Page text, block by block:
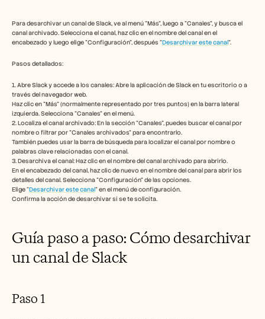
Para desarchivar un canal de Slack, ve al menú "Más", luego a "Canales", y busca el
canal archivado. Selecciona el canal, haz clic en el nombre del canal en el
encabezado y luego elige "Configuración", después "Desarchivar este canal".
Pasos detallados:
1. Abre Slack y accede a los canales: Abre la aplicación de Slack en tu escritorio o a
través del navegador web.
Haz clic en "Más" (normalmente representado por tres puntos) en la barra lateral
izquierda. Selecciona "Canales" en el menú.
2. Localiza el canal archivado: En la sección "Canales", puedes buscar el canal por
nombre o filtrar por "Canales archivados" para encontrarlo.
También puedes usar la barra de búsqueda para localizar el canal por nombre o
palabras clave relacionadas con el canal.
3. Desarchiva el canal: Haz clic en el nombre del canal archivado para abrirlo.
En el encabezado del canal, haz clic de nuevo en el nombre del canal para abrir los
detalles del canal. Selecciona "Configuración" de las opciones.
Elige "Desarchivar este canal" en el menú de configuración.
Confirma la acción de desarchivar si se te solicita.
Guía paso a paso: Cómo desarchivar
un canal de Slack
Paso 1
Historias de clientes
Centro de ayuda
Precios
Anuncio
Programa de partners
CASOS DE USO
Gestión del cambio
Preventa
Marketing de producto
Éxito del cliente
Formación
Ver más casos de uso